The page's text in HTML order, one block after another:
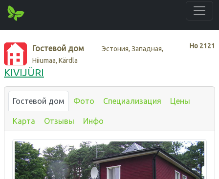
Нo 2121
Гостевой дом
Эстония, Западная,
Hiiumaa, Kärdla
KIVIJÜRI
Гостевой дом Фото Специализация Цены
Карта Отзывы Инфо